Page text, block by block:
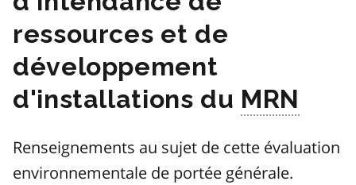
ressources et de
développement
d'installations du MRN
Renseignements au sujet de cette évaluation
environnementale de portée générale.